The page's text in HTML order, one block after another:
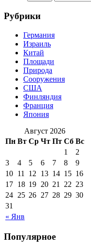
Рубрики
Германия
Израиль
Китай
Площади
Природа
Сооружения
США
Финляндия
Франция
Япония
Август 2026
Пн Вт Ср Чт Пт Сб Вс
« Янв
1
2
3
4 5 6 7 8
9
10 11 12 13 14 15 16
17 18 19 20 21 22 23
24 25 26 27 28 29 30
31
Популярное